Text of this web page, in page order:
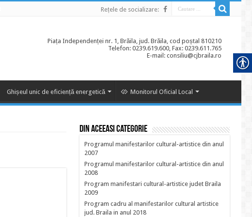
Rețele de socializare:
Piața Independenței nr. 1, Brăila, jud. Brăila, cod poștal 810210
Telefon: 0239.619.600, Fax: 0239.611.765
E-mail: consiliu@cjbraila.ro
Ghișeul unic de eficiență energetică Monitorul Oficial Local
Din aceeasi categorie
Programul manifestarilor cultural-artistice din anul
2007
Programul manifestarilor cultural-artistice din anul
2008
Program manifestari cultural-artistice judet Braila
2009
Program cadru al manifestarilor cultural artistice
jud. Braila in anul 2018